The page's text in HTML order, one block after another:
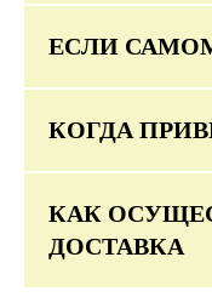
ЕСЛИ
КОГДА
КАК
ДОСТАВКА